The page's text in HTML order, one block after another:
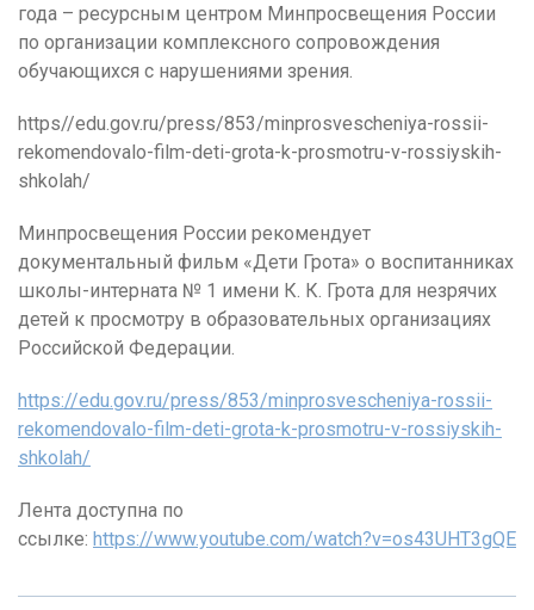
года – ресурсным центром Минпросвещения России
по организации комплексного сопровождения
обучающихся с нарушениями зрения.
https//edu.gov.ru/press/853/minprosvescheniya-rossii-
rekomendovalo-film-deti-grota-k-prosmotru-v-rossiyskih-
shkolah/
Минпросвещения России рекомендует
документальный фильм «Дети Грота» о воспитанниках
школы-интерната № 1 имени К. К. Грота для незрячих
детей к просмотру в образовательных организациях
Российской Федерации.
https://edu.gov.ru/press/853/minprosvescheniya-rossii-
rekomendovalo-film-deti-grota-k-prosmotru-v-rossiyskih-
shkolah/
Лента доступна по
ссылке: https://www.youtube.com/watch?v=os43UHT3gQE